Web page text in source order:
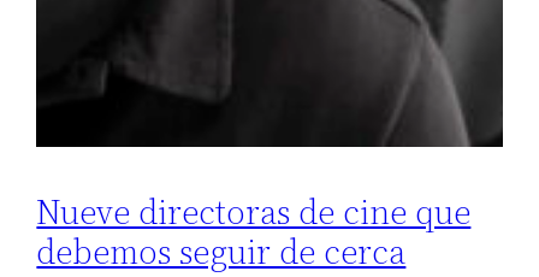
Nueve directoras de cine que
debemos seguir de cerca